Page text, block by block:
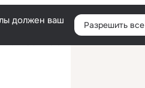
Войти
должен ваш
Разрешить все